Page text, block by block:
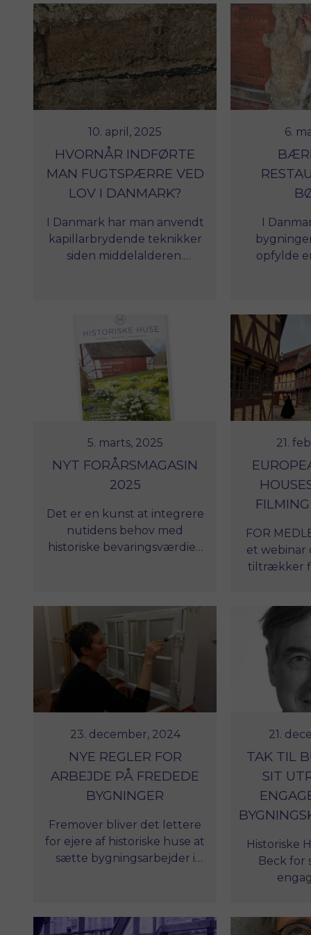
10. april, 2025
HVORNÅR INDFØRTE
MAN FUGTSPÆRRE VED
LOV I DANMARK?
I Danmark har man anvendt
kapillarbrydende teknikker
siden middelalderen.
brugen af fugtspærre fra
middelalderen og frem til i
dag.
6.
I
opfylde
Dansk
prioriteret
den
deler
5. marts, 2025
NYT FORÅRSMAGASIN
2025
Det er en kunst at integrere
nutidens behov med
historiske bevaringsværdier,
at det lykkes.
I dette magasin dykker vi
ned i temaer, der
kombinerer vores rige
kulturarv med nutidens
moderne behov.
21.
FOR
et webinar
tiltrækker
dit
ramme
23. december, 2024
NYE REGLER FOR
ARBEJDE PÅ FREDEDE
BYGNINGER
Fremover bliver det lettere
for ejere af historiske huse at
sætte bygningsarbejder i
21.
TAK TIL
SIT
Historiske
Beck
af